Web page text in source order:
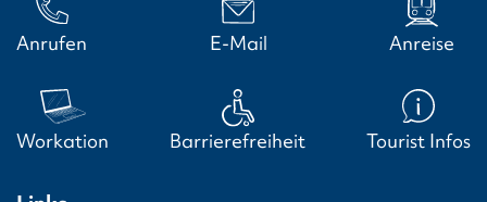
Anrufen E-Mail Anreise
Workation Barrierefreiheit Tourist Infos